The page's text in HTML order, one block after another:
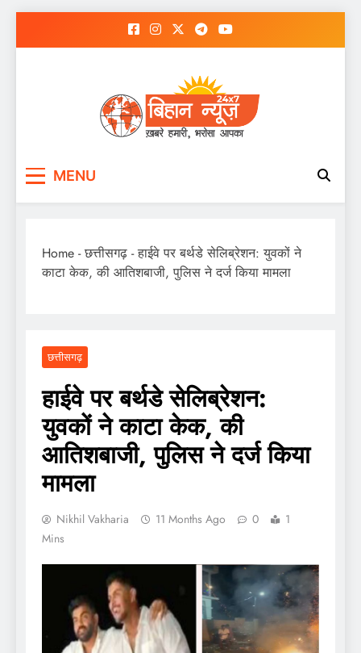
MENU
Home -छत्तीसगढ़ -हाईवे पर बर्थडे सेलिब्रेशन: युवकों ने
काटा केक, की आतिशबाजी, पुलिस ने दर्ज किया मामला
छत्तीसगढ़
हाईवे पर बर्थडे सेलिब्रेशन:
युवकों ने काटा केक, की
आतिशबाजी, पुलिस ने दर्ज किया
मामला
Nikhil Vakharia 11 Months Ago 0
1
Mins